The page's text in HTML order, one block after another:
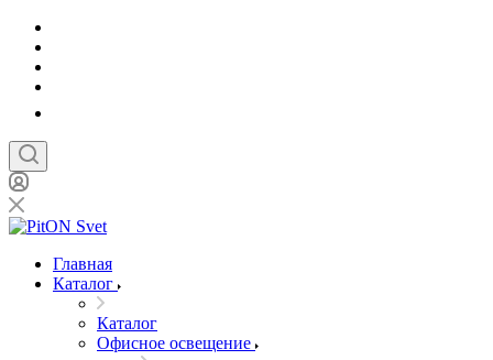
Главная
Каталог
Каталог
Офисное освещение